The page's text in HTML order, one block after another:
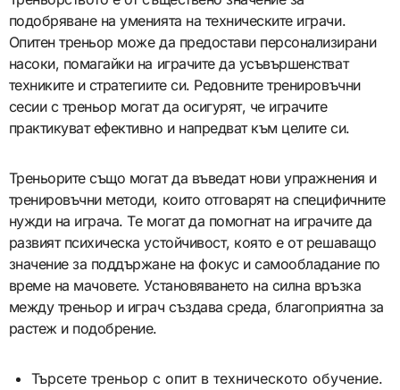
подобряване на уменията на техническите играчи.
Опитен треньор може да предостави персонализирани
насоки, помагайки на играчите да усъвършенстват
техниките и стратегиите си. Редовните тренировъчни
сесии с треньор могат да осигурят, че играчите
практикуват ефективно и напредват към целите си.
Треньорите също могат да въведат нови упражнения и
тренировъчни методи, които отговарят на специфичните
нужди на играча. Те могат да помогнат на играчите да
развият психическа устойчивост, която е от решаващо
значение за поддържане на фокус и самообладание по
време на мачовете. Установяването на силна връзка
между треньор и играч създава среда, благоприятна за
растеж и подобрение.
Търсете треньор с опит в техническото обучение.